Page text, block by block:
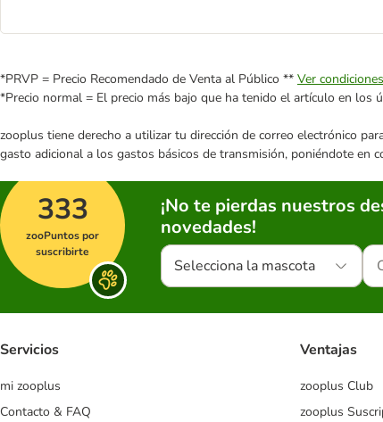
*PRVP = Precio Recomendado de Venta al Público ** Ver condiciones
*Precio normal = El precio más bajo que ha tenido el artículo en los
zooplus tiene derecho a utilizar tu dirección de correo electrónico
gasto adicional a los gastos básicos de transmisión, poniéndote en
333
zooPuntos por
suscribirte
¡No te pierdas nuestros
novedades!
Selecciona la mascota
Servicios
mi zooplus
Contacto & FAQ
Ventajas
zooplus Club
zooplus